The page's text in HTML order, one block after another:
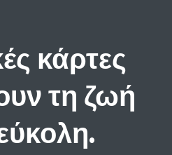
κάρτες
τη ζωή